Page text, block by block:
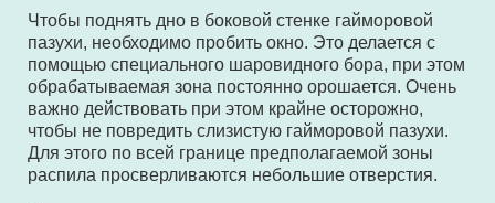
Чтобы поднять дно в боковой стенке гайморовой
пазухи, необходимо пробить окно. Это делается с
помощью специального шаровидного бора, при этом
обрабатываемая зона постоянно орошается. Очень
важно действовать при этом крайне осторожно,
чтобы не повредить слизистую гайморовой пазухи.
Для этого по всей границе предполагаемой зоны
распила просверливаются небольшие отверстия.